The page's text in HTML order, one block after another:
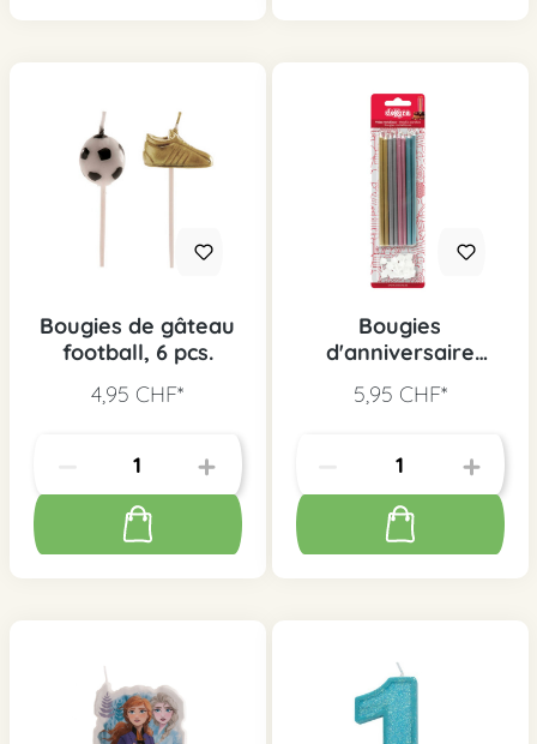
Bougies de gâteau
football, 6 pcs.
4,95 CHF*
Bougies
d'anniversaire
5,95 CHF*